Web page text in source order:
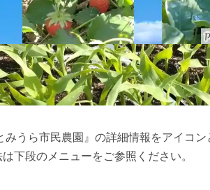
みうら市民農園』の詳細情報をアイコ
下段のメニューをご参照ください。